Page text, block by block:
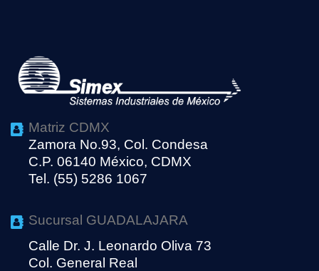
Matriz CDMX
Zamora No.93, Col. Condesa
C.P. 06140 México, CDMX
Tel. (55) 5286 1067
Sucursal GUADALAJARA
Calle Dr. J. Leonardo Oliva 73
Col. General Real